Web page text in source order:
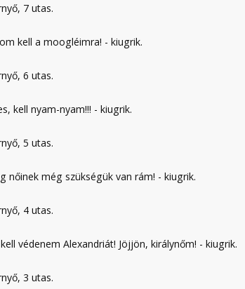
7 utas.
kell a moogléimra! - kiugrik.
6 utas.
kell nyam-nyam!!! - kiugrik.
5 utas.
nőinek még szükségük van rám! - kiugrik.
4 utas.
védenem Alexandriát! Jöjjön, királynőm! - kiugrik.
3 utas.